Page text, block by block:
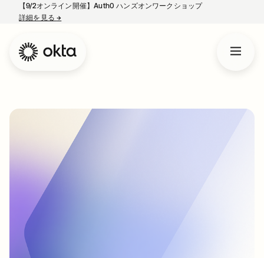
【9/2オンライン開催】Auth0 ハンズオンワークショップ
詳細を見る→